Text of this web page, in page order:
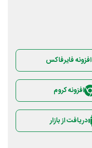
افزونه فایرفاکس
افزونه کروم
دریافت از بازار